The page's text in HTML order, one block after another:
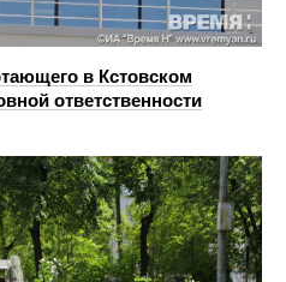
в Кстовском
ответственности